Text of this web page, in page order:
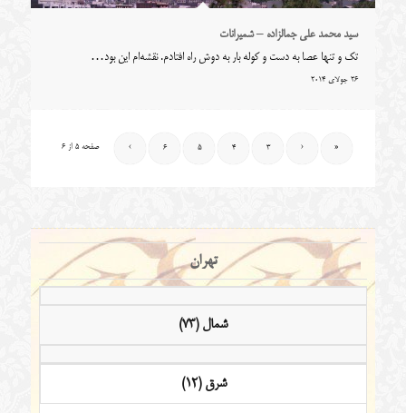
سید محمد علی جمالزاده – شمیرانات
تک و تنها عصا به دست و کوله بار به دوش راه افتادم. نقشه‌ام این بود…
26 جولای 2014
صفحه 5 از 6 «
‹
3
4
5
6
›
تهران
شمال (73)
شرق (12)